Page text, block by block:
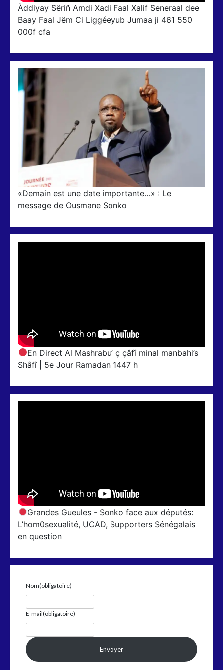
Àddiyay Sëriñ Amdi Xadi Faal Xalif Seneraal dee
Baay Faal Jëm Ci Liggéeyub Jumaa ji 461 550
000f cfa
«Demain est une date importante…» : Le
message de Ousmane Sonko
En Direct Al Mashrabu’ ç çâfî minal manbahi’s
Shâfî | 5e Jour Ramadan 1447 h
Grandes Gueules - Sonko face aux députés:
L’hom0sexualité, UCAD, Supporters Sénégalais
en question
Nom(obligatoire)
E-mail(obligatoire)
Envoyer